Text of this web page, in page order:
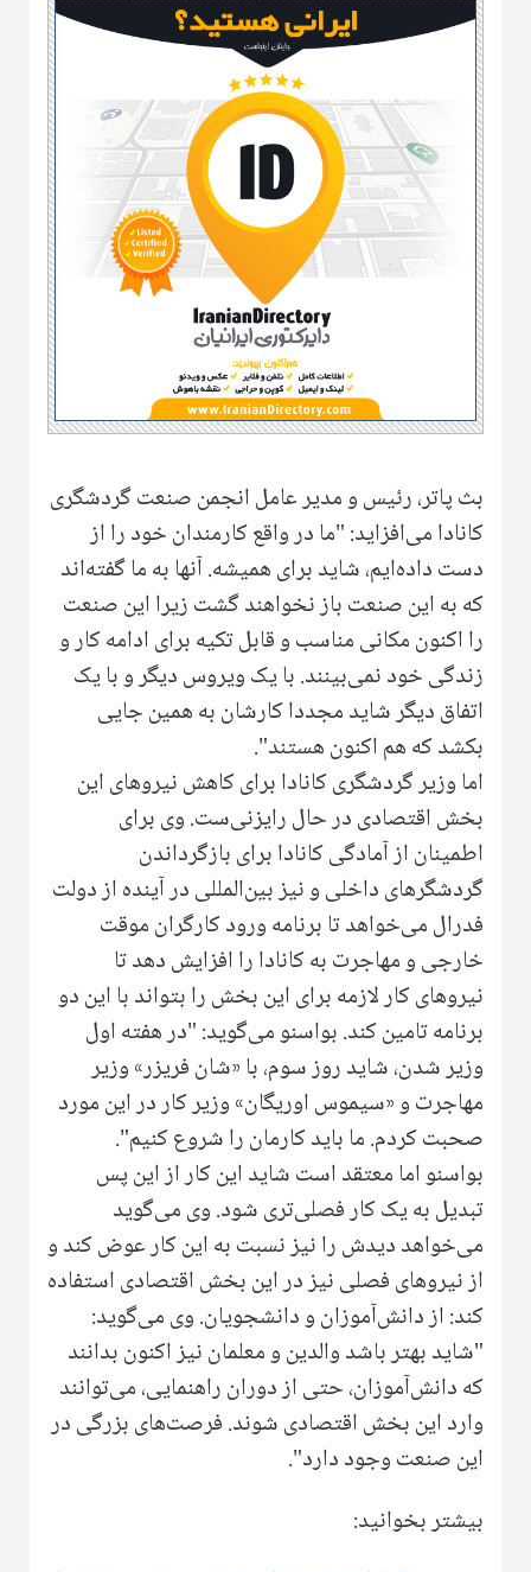
بث پاتر، رئیس و مدیر عامل انجمن صنعت گردشگری
کانادا می‌افزاید: "ما در واقع کارمندان خود را از
دست داده‌ایم، شاید برای همیشه. آنها به ما گفته‌اند
که به این صنعت باز نخواهند گشت زیرا این صنعت
را اکنون مکانی مناسب و قابل تکیه برای ادامه کار و
زندگی خود نمی‌بینند. با یک ویروس دیگر و با یک
اتفاق دیگر شاید مجددا کارشان به همین جایی
بکشد که هم اکنون هستند".
اما وزیر گردشگری کانادا برای کاهش نیروهای این
بخش اقتصادی در حال رایزنی‌ست. وی برای
اطمینان از آمادگی کانادا برای بازگرداندن
گردشگرهای داخلی و نیز بین‌المللی در آینده از دولت
فدرال می‌خواهد تا برنامه ورود کارگران موقت
خارجی و مهاجرت به کانادا را افزایش دهد تا
نیروهای کار لازمه برای این بخش را بتواند با این دو
برنامه تامین کند. بواسنو می‌گوید: "در هفته اول
وزیر شدن، شاید روز سوم، با «شان فریزر» وزیر
مهاجرت و «سیموس اوریگان» وزیر کار در این مورد
صحبت کردم. ما باید کارمان را شروع کنیم".
بواسنو اما معتقد است شاید این کار از این پس
تبدیل به یک کار فصلی‌تری شود. وی می‌گوید
می‌خواهد دیدش را نیز نسبت به این کار عوض کند و
از نیروهای فصلی نیز در این بخش اقتصادی استفاده
کند: از دانش‌آموزان و دانشجویان. وی می‌گوید:
"شاید بهتر باشد والدین و معلمان نیز اکنون بدانند
که دانش‌آموزان، حتی از دوران راهنمایی، می‌توانند
وارد این بخش اقتصادی شوند. فرصت‌های بزرگی در
این صنعت وجود دارد".
بیشتر بخوانید: